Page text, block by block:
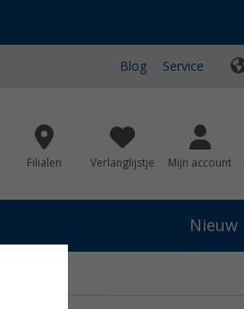
Blog Service
Filialen Verlanglijstje Mijn account
Nieuw